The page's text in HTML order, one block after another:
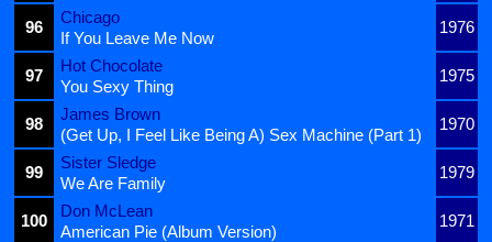
96
Chicago
1976
If You Leave Me Now
97
Hot Chocolate
1975
You Sexy Thing
98
James Brown
1970
(Get Up, I Feel Like Being A) Sex Machine (Part 1)
99
Sister Sledge
1979
We Are Family
100
Don McLean
1971
American Pie (Album Version)